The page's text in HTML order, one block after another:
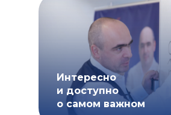
Интересно
и доступно
о самом важном